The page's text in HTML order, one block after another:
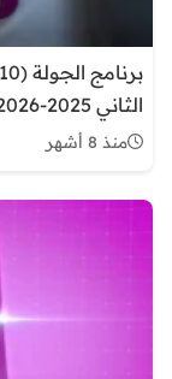
الثاني 2025-2026
منذ 8 أشهر